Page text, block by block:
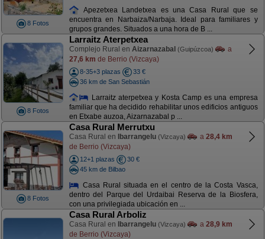
8 Fotos
Apezetxea Landetxea es una Casa Rural que se
encuentra en Narbaiza/Narbaja. Ideal para familiares y
grupos grandes. Situados a una hora de B ...
8 Fotos
Larraitz Aterpetxea
Complejo Rural en Aizarnazabal (Guipúzcoa)
a
27,6 km de Berrio (Vizcaya)
8-35+3 plazas
33 €
36 km de San Sebastián
Larraitz aterpetxea y Kosta Camp es una empresa
familiar que ha decidido rehabilitar unos edificios antiguos
en Etxabe auzoa, Aizarnazabal p ...
8 Fotos
Casa Rural Merrutxu
Casa Rural en Ibarrangelu (Vizcaya) a 28,4 km
de Berrio (Vizcaya)
12+1 plazas
30 €
45 km de Bilbao
Casa Rural situada en el centro de la Costa Vasca,
dentro del Parque del Urdaibai Reserva de la Biosfera,
con una privilegiada ubicación en ...
Casa Rural Arboliz
Casa Rural en Ibarrangelu (Vizcaya) a 28,9 km
de Berrio (Vizcaya)